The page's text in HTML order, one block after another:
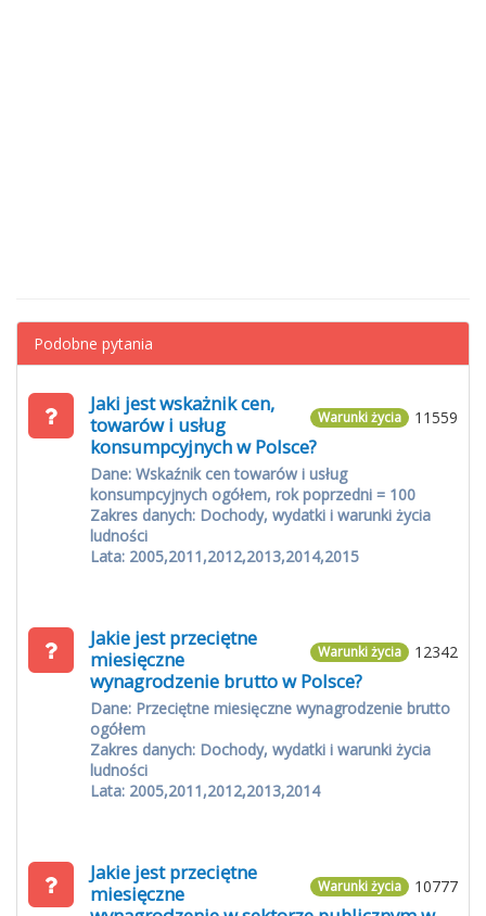
Podobne pytania
11559
Warunki życia
Jaki jest wskażnik cen,
towarów i usług
konsumpcyjnych w Polsce?
Dane: Wskaźnik cen towarów i usług
konsumpcyjnych ogółem, rok poprzedni = 100
Zakres danych: Dochody, wydatki i warunki życia
ludności
Lata: 2005,2011,2012,2013,2014,2015
12342
Warunki życia
Jakie jest przeciętne
miesięczne
wynagrodzenie brutto w Polsce?
Dane: Przeciętne miesięczne wynagrodzenie brutto
ogółem
Zakres danych: Dochody, wydatki i warunki życia
ludności
Lata: 2005,2011,2012,2013,2014
10777
Warunki życia
Jakie jest przeciętne
miesięczne